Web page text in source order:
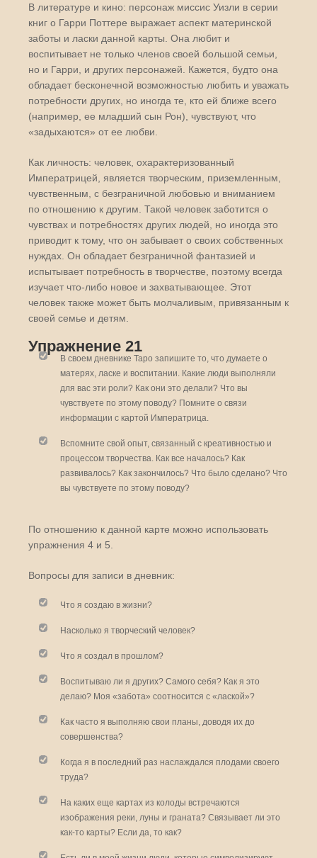
В литературе и кино: персонаж миссис Уизли в серии
книг о Гарри Поттере выражает аспект материнской
заботы и ласки данной карты. Она любит и
воспитывает не только членов своей большой семьи,
но и Гарри, и других персонажей. Кажется, будто она
обладает бесконечной возможностью любить и уважать
потребности других, но иногда те, кто ей ближе всего
(например, ее младший сын Рон), чувствуют, что
«задыхаются» от ее любви.
Как личность: человек, охарактеризованный
Императрицей, является творческим, приземленным,
чувственным, с безграничной любовью и вниманием
по отношению к другим. Такой человек заботится о
чувствах и потребностях других людей, но иногда это
приводит к тому, что он забывает о своих собственных
нуждах. Он обладает безграничной фантазией и
испытывает потребность в творчестве, поэтому всегда
изучает что-либо новое и захватывающее. Этот
человек также может быть молчаливым, привязанным к
своей семье и детям.
Упражнение 21
В своем дневнике Таро запишите то, что думаете о
матерях, ласке и воспитании. Какие люди выполняли
для вас эти роли? Как они это делали? Что вы
чувствуете по этому поводу? Помните о связи
информации с картой Императрица.
Вспомните свой опыт, связанный с креативностью и
процессом творчества. Как все началось? Как
развивалось? Как закончилось? Что было сделано? Что
вы чувствуете по этому поводу?
По отношению к данной карте можно использовать
упражнения 4 и 5.
Вопросы для записи в дневник:
Что я создаю в жизни?
Насколько я творческий человек?
Что я создал в прошлом?
Воспитываю ли я других? Самого себя? Как я это
делаю? Моя «забота» соотносится с «лаской»?
Как часто я выполняю свои планы, доводя их до
совершенства?
Когда я в последний раз наслаждался плодами своего
труда?
На каких еще картах из колоды встречаются
изображения реки, луны и граната? Связывает ли это
как-то карты? Если да, то как?